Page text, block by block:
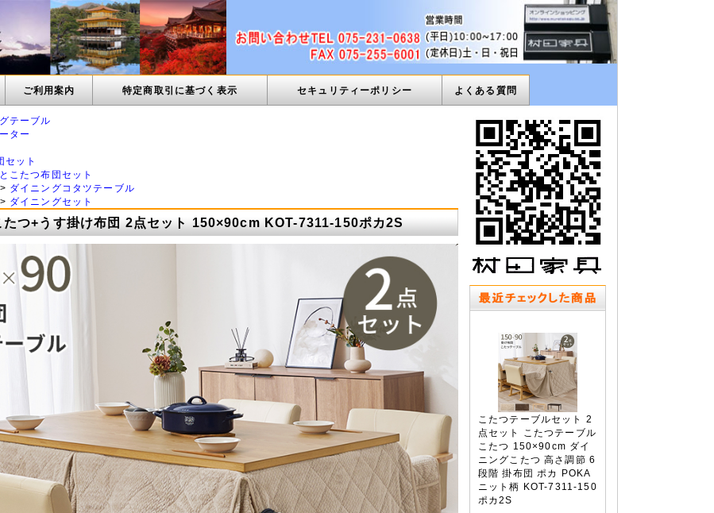
ご利用案内 特定商取引に基づく表示 セキュリティーポリシー よくある質問
テーブル
ター
セット
こたつ布団セット
> ダイニングコタツテーブル
> ダイニングセット
たつ+うす掛け布団 2点セット 150×90cm KOT-7311-150ポカ2S
こたつテーブルセット 2
点セット こたつテーブル
こたつ 150×90cm ダイ
ニングこたつ 高さ調節 6
段階 掛布団 ポカ POKA
ニット柄 KOT-7311-150
ポカ2S